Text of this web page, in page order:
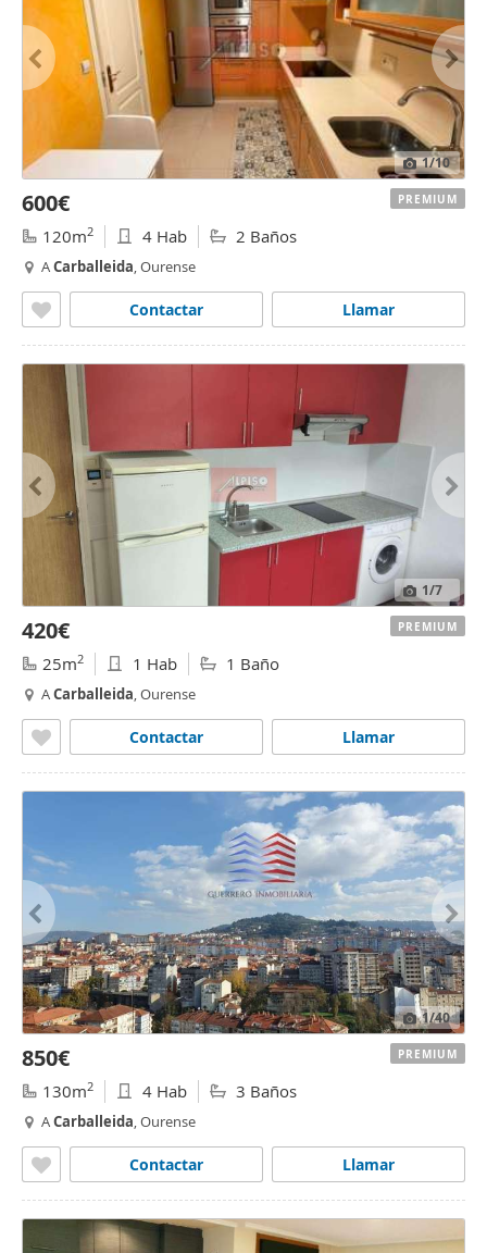
1/10
600€
120m2 4 Hab 2 Baños
ACarballeida, Ourense
Llamar
Contactar
PREMIUM
1/7
420€
25m2 1 Hab 1 Baño
ACarballeida, Ourense
Llamar
Contactar
PREMIUM
1/40
850€
130m2 4 Hab 3 Baños
ACarballeida, Ourense
Llamar
Contactar
PREMIUM